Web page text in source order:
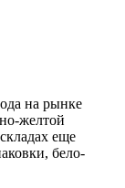
на рынке
желтой
еще
бело-